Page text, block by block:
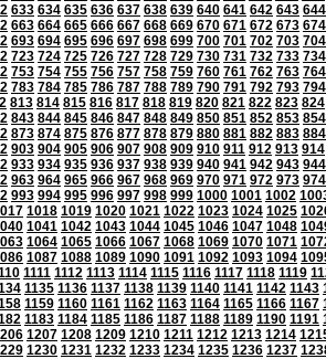
633 634 635 636 637 638 639 640 641 642 643 644
663 664 665 666 667 668 669 670 671 672 673 674
693 694 695 696 697 698 699 700 701 702 703 704
723 724 725 726 727 728 729 730 731 732 733 734
753 754 755 756 757 758 759 760 761 762 763 764
783 784 785 786 787 788 789 790 791 792 793 794
813 814 815 816 817 818 819 820 821 822 823 824
843 844 845 846 847 848 849 850 851 852 853 854
873 874 875 876 877 878 879 880 881 882 883 884
903 904 905 906 907 908 909 910 911 912 913 914
933 934 935 936 937 938 939 940 941 942 943 944
963 964 965 966 967 968 969 970 971 972 973 974
993 994 995 996 997 998 999 1000 1001 1002
1018 1019 1020 1021 1022 1023 1024 1025
1041 1042 1043 1044 1045 1046 1047 1048
1064 1065 1066 1067 1068 1069 1070 1071
1087 1088 1089 1090 1091 1092 1093 1094
1111 1112 1113 1114 1115 1116 1117 1118 1119
1135 1136 1137 1138 1139 1140 1141 1142 1143
1159 1160 1161 1162 1163 1164 1165 1166 1167
1183 1184 1185 1186 1187 1188 1189 1190 1191
1207 1208 1209 1210 1211 1212 1213 1214
1230 1231 1232 1233 1234 1235 1236 1237